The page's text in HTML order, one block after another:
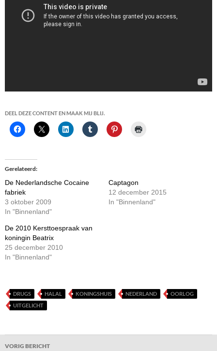
DEEL DEZE CONTENT EN MAAK MIJ BLIJ.
Gerelateerd
De Nederlandsche Cocaine
fabriek
3 oktober 2009
In "Binnenland"
Captagon
12 december 2015
In "Binnenland"
De 2010 Kersttoespraak van
koningin Beatrix
25 december 2010
In "Binnenland"
DRUGS HALAL KONINGSHUIS NEDERLAND
OORLOG
UITGELICHT
Bericht
VORIG BERICHT